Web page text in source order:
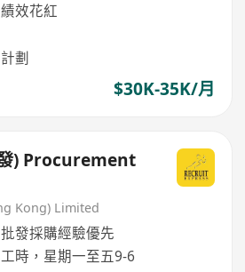
效花紅
劃
$30K-35K/月
) Procurement
Kong) Limited
發採購經驗優先
時，星期一至五9-6